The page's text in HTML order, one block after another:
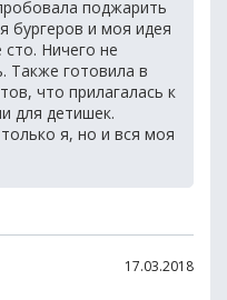
поджарить
бургеров и моя идея
Ничего не
Также готовила в
что прилагалась к
для детишек.
я, но и вся моя
17.03.2018